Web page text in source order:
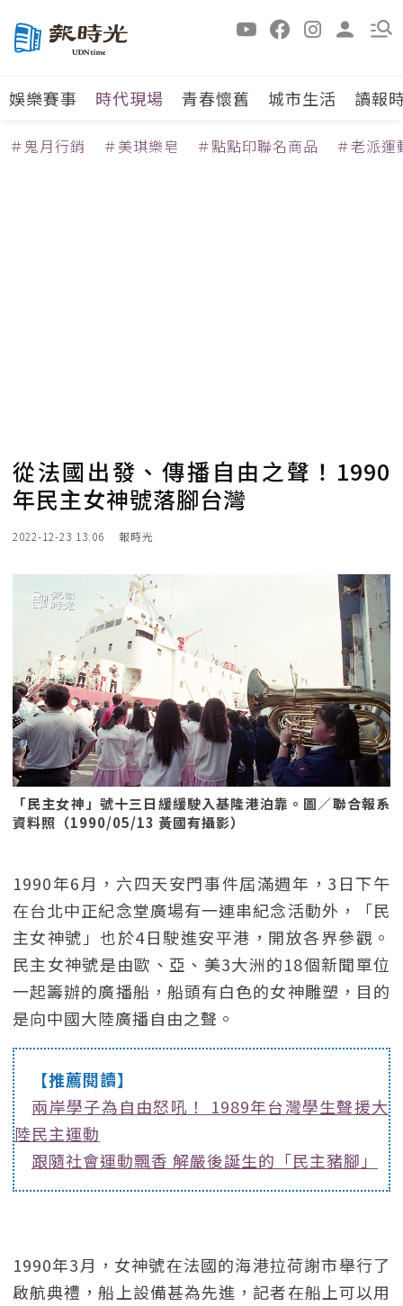
娛樂賽事 時代現場 青春懷舊 城市生活 讀報
＃鬼月行銷 ＃美琪樂皂 ＃點點印聯名商品 ＃老派運
從法國出發、傳播自由之聲！1990
年民主女神號落腳台灣
2022-12-23 13:06 報時光
「民主女神」號十三日緩緩駛入基隆港泊靠。圖／聯合報系
資料照（1990/05/13 黃國有攝影）
1990年6月，六四天安門事件屆滿週年，3日下午
在台北中正紀念堂廣場有一連串紀念活動外，「民
主女神號」也於4日駛進安平港，開放各界參觀。
民主女神號是由歐、亞、美3大洲的18個新聞單位
一起籌辦的廣播船，船頭有白色的女神雕塑，目的
是向中國大陸廣播自由之聲。
【推薦閱讀】
兩岸學子為自由怒吼！ 1989年台灣學生聲援大
陸民主運動
跟隨社會運動飄香 解嚴後誕生的「民主豬腳」
1990年3月，女神號在法國的海港拉荷謝市舉行了
啟航典禮，船上設備甚為先進，記者在船上可以用